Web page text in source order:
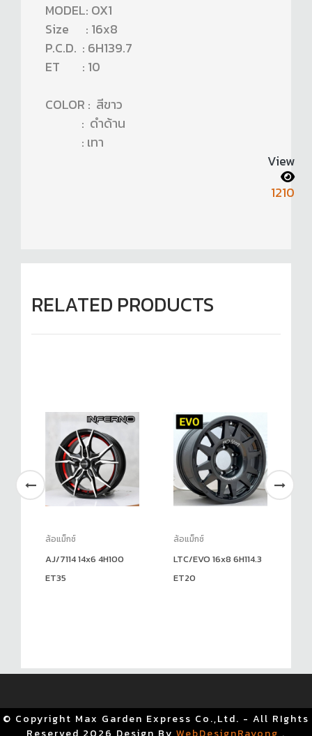
MODEL: OX1
Size : 16x8
P.C.D. : 6H139.7
ET : 10
COLOR : สีขาว
: ดำด้าน
: เทา
View
1210
RELATED PRODUCTS
ล้อแม็กซ์
AJ/7114 14x6 4H100
ET35
ล้อแม็กซ์
LTC/EVO 16x8 6H114.3
ET20
© Copyright Max Garden Express Co.,Ltd. - All RIghts